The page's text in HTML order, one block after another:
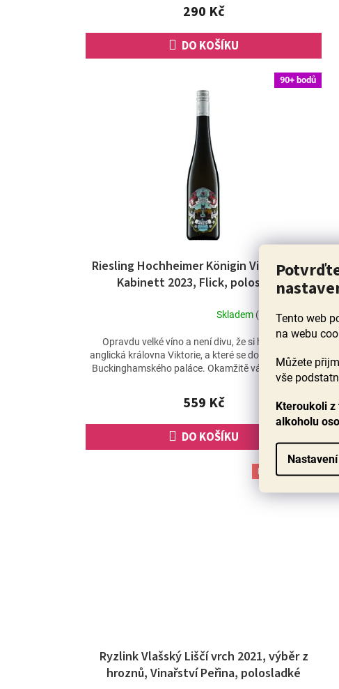
Tento web
na webu
Můžete
vše
Kteroukoli z
alkoholu
Nastavení
290 Kč
DO KOŠÍKU
90+ bodů
Riesling Hochheimer Königin Victoriaberg
Kabinett 2023, Flick, polosladké
hodnocení
produktu
je
Skladem (24 ks)
559 Kč
DO KOŠÍKU
Opravdu velké víno a není divu, že si ho oblíbila i
anglická královna Viktorie, a které se doteď dováží do
Buckinghamského paláce. Okamžitě vás zaujme a...
Poslední láhve
Ryzlink Vlašský Liščí vrch 2021, výběr z
hroznů, Vinařství Peřina, polosladké